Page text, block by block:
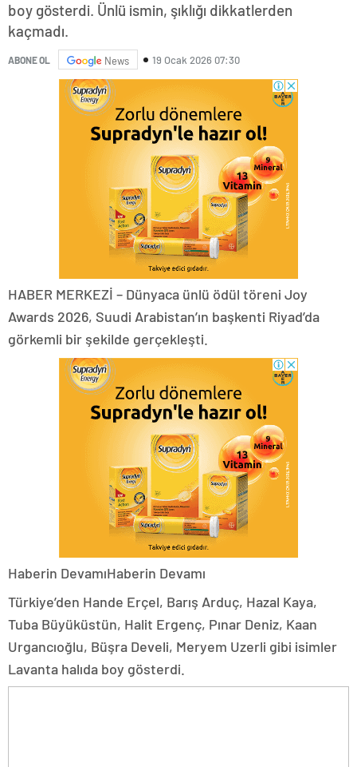
boy gösterdi. Ünlü ismin, şıklığı dikkatlerden
kaçmadı.
ABONE OL News 19 Ocak 2026 07:30
HABER MERKEZİ – Dünyaca ünlü ödül töreni Joy
Awards 2026, Suudi Arabistan’ın başkenti Riyad’da
görkemli bir şekilde gerçekleşti.
Haberin DevamıHaberin Devamı
Türkiye’den Hande Erçel, Barış Arduç, Hazal Kaya,
Tuba Büyüküstün, Halit Ergenç, Pınar Deniz, Kaan
Urgancıoğlu, Büşra Develi, Meryem Uzerli gibi isimler
Lavanta halıda boy gösterdi.